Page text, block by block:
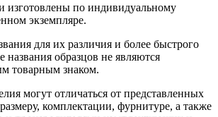
изготовлены по индивидуальному
экземпляре.
для их различия и более быстрого
названия образцов не являются
товарным знаком.
могут отличаться от представленных
комплектации, фурнитуре, а также